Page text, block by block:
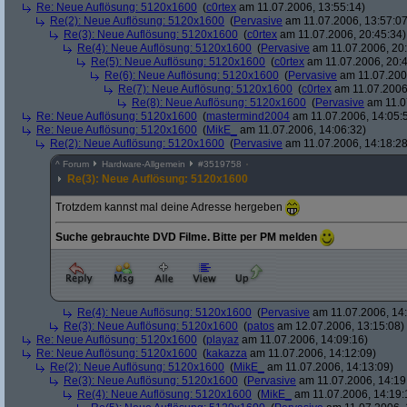
Re: Neue Auflösung: 5120x1600 (c0rtex am 11.07.2006, 13:55:14)
Re(2): Neue Auflösung: 5120x1600 (Pervasive am 11.07.2006,
Re(3): Neue Auflösung: 5120x1600 (c0rtex am 11.07.2006, 20:45:34)
Re(4): Neue Auflösung: 5120x1600 (Pervasive am 11.07.2006,
Re(5): Neue Auflösung: 5120x1600 (c0rtex am 11.07.2006,
Re(6): Neue Auflösung: 5120x1600 (Pervasive am
Re(7): Neue Auflösung: 5120x1600 (c0rtex am
Re(8): Neue Auflösung: 5120x1600 (Pervasive am
Re: Neue Auflösung: 5120x1600 (mastermind2004 am 11.07.2006,
Re: Neue Auflösung: 5120x1600 (MikE_
am 11.07.2006, 14:06:32)
Re(2): Neue Auflösung: 5120x1600 (Pervasive am 11.07.2006,
^ Forum Hardware-Allgemein #3519758
Re(3): Neue Auflösung: 5120x1600
Trotzdem kannst mal deine Adresse hergeben
Suche gebrauchte DVD Filme. Bitte per PM melden
Re(4): Neue Auflösung: 5120x1600 (Pervasive am 11.07.2006,
Re(3): Neue Auflösung: 5120x1600 (patos am 12.07.2006, 13:15:08)
Re: Neue Auflösung: 5120x1600 (playaz am 11.07.2006, 14:09:16)
Re: Neue Auflösung: 5120x1600 (kakazza am 11.07.2006, 14:12:09)
Re(2): Neue Auflösung: 5120x1600 (MikE_
am 11.07.2006, 14:13:09)
Re(3): Neue Auflösung: 5120x1600 (Pervasive am 11.07.2006,
Re(4): Neue Auflösung: 5120x1600 (MikE_
am 11.07.2006,